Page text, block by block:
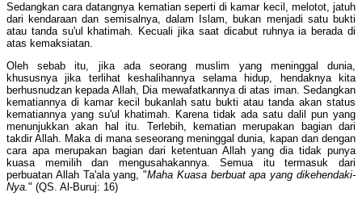
Sedangkan cara datangnya kematian seperti di kamar kecil, melotot, jatuh
dari kendaraan dan semisalnya, dalam Islam, bukan menjadi satu bukti
atau tanda su'ul khatimah. Kecuali jika saat dicabut ruhnya ia berada di
atas kemaksiatan.
Oleh sebab itu, jika ada seorang muslim yang meninggal dunia,
khususnya jika terlihat keshalihannya selama hidup, hendaknya kita
berhusnudzan kepada Allah, Dia mewafatkannya di atas iman. Sedangkan
kematiannya di kamar kecil bukanlah satu bukti atau tanda akan status
kematiannya yang su'ul khatimah. Karena tidak ada satu dalil pun yang
menunjukkan akan hal itu. Terlebih, kematian merupakan bagian dari
takdir Allah. Maka di mana seseorang meninggal dunia, kapan dan dengan
cara apa merupakan bagian dari ketentuan Allah yang dia tidak punya
kuasa memilih dan mengusahakannya. Semua itu termasuk dari
perbuatan Allah Ta'ala yang, "Maha Kuasa berbuat apa yang dikehendaki-
Nya." (QS. Al-Buruj: 16)